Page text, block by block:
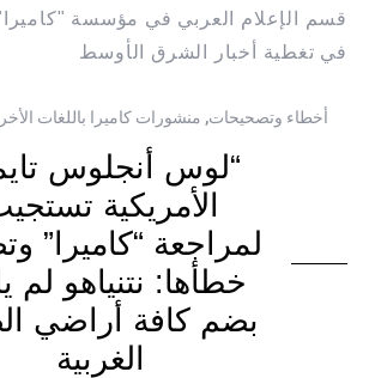
قسم الإعلام العربي في مؤسسة
في تغطية أخبار الشرق الأوسط
أخطاء وتصحيحات, منشورات كاميرا باللغات
“لوس أنجلوس
الأمريكية
لمراجعة “كاميرا”
خطأها: نتنياهو لم
بضم كافة أراضي
الغربية